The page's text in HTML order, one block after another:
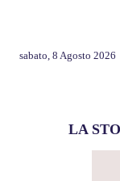
sabato, 8 Agosto 2026
LA